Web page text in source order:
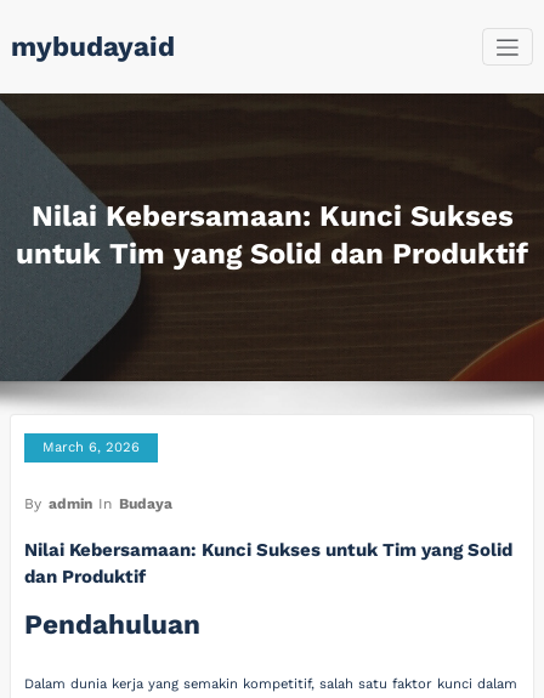
to
content
mybudayaid
Nilai Kebersamaan: Kunci Sukses
untuk Tim yang Solid dan Produktif
March 6, 2026
By admin In Budaya
Nilai Kebersamaan: Kunci Sukses untuk Tim yang Solid
dan Produktif
Pendahuluan
Dalam dunia kerja yang semakin kompetitif, salah satu faktor kunci dalam